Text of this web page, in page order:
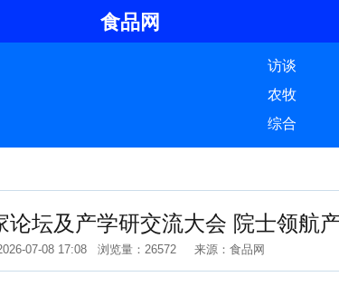
食品网
访谈
农牧
综合
论坛及产学研交流大会 院士领航
07-08 17:08 浏览量：26572 来源：食品网